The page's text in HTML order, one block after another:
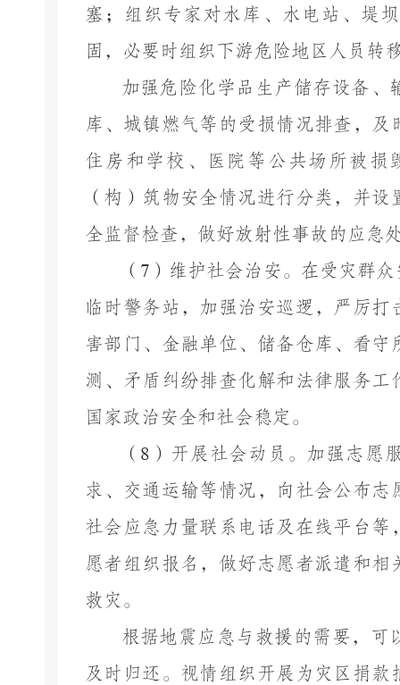
塞；组织专家对水库、水电站、堤
固，必要时组织下游危险地区人员转
加强危险化学品生产储存设备
库、城镇燃气等的受损情况排查，
住房和学校、医院等公共场所被
（构）筑物安全情况进行分类，并
全监督检查，做好放射性事故的应急
（ 7 ）维护社会治安。在受灾群
临时警务站，加强治安巡逻，严厉
害部门、金融单位、储备仓库、看
测、矛盾纠纷排查化解和法律服务
国家政治安全和社会稳定。
（ 8 ）开展社会动员。加强志愿
求、交通运输等情况，向社会公布
社会应急力量联系电话及在线平台
愿者组织报名，做好志愿者派遣和
救灾。
根据地震应急与救援的需要，
及时归还。视情组织开展为灾区捐